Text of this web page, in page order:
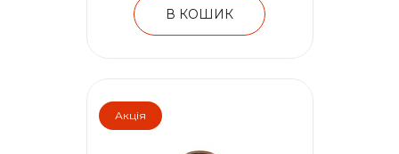
В КОШИК
Акція